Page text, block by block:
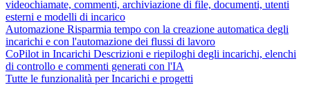
videochiamate, commenti, archiviazione di file, documenti, utenti
esterni e modelli di incarico
Automazione Risparmia tempo con la creazione automatica degli
incarichi e con l'automazione dei flussi di lavoro
CoPilot in Incarichi Descrizioni e riepiloghi degli incarichi, elenchi
di controllo e commenti generati con l'IA
Tutte le funzionalità per Incarichi e progetti